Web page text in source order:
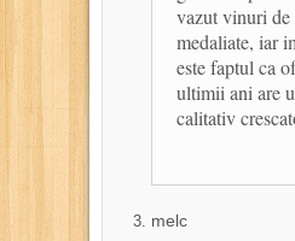
vazut vinuri de
medaliate, iar
este faptul ca
ultimii ani are
calitativ
melc